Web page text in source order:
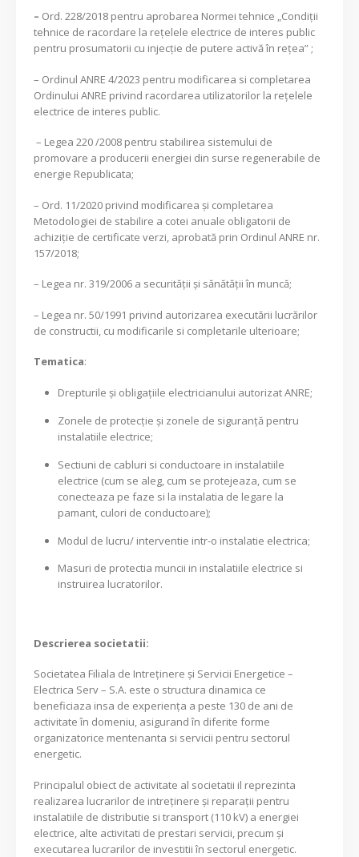
– Ord. 228/2018 pentru aprobarea Normei tehnice „Condiţii
tehnice de racordare la reţelele electrice de interes public
pentru prosumatorii cu injecţie de putere activă în reţea” ;
– Ordinul ANRE 4/2023 pentru modificarea si completarea
Ordinului ANRE privind racordarea utilizatorilor la rețelele
electrice de interes public.
– Legea 220 /2008 pentru stabilirea sistemului de
promovare a producerii energiei din surse regenerabile de
energie Republicata;
– Ord. 11/2020 privind modificarea și completarea
Metodologiei de stabilire a cotei anuale obligatorii de
achiziție de certificate verzi, aprobată prin Ordinul ANRE nr.
157/2018;
– Legea nr. 319/2006 a securității și sănătății în muncă;
– Legea nr. 50/1991 privind autorizarea executării lucrărilor
de constructii, cu modificarile si completarile ulterioare;
Tematica:
Drepturile şi obligaţiile electricianului autorizat ANRE;
Zonele de protecţie şi zonele de siguranţă pentru
instalatiile electrice;
Sectiuni de cabluri si conductoare in instalatiile
electrice (cum se aleg, cum se protejeaza, cum se
conecteaza pe faze si la instalatia de legare la
pamant, culori de conductoare);
Modul de lucru/ interventie intr-o instalatie electrica;
Masuri de protectia muncii in instalatiile electrice si
instruirea lucratorilor.
Descrierea societatii:
Societatea Filiala de Intreţinere şi Servicii Energetice –
Electrica Serv – S.A. este o structura dinamica ce
beneficiaza insa de experienţa a peste 130 de ani de
activitate în domeniu, asigurand în diferite forme
organizatorice mentenanta si servicii pentru sectorul
energetic.
Principalul obiect de activitate al societatii il reprezinta
realizarea lucrarilor de intreținere și reparații pentru
instalatiile de distributie si transport (110 kV) a energiei
electrice, alte activitati de prestari servicii, precum și
executarea lucrarilor de investitii în sectorul energetic.